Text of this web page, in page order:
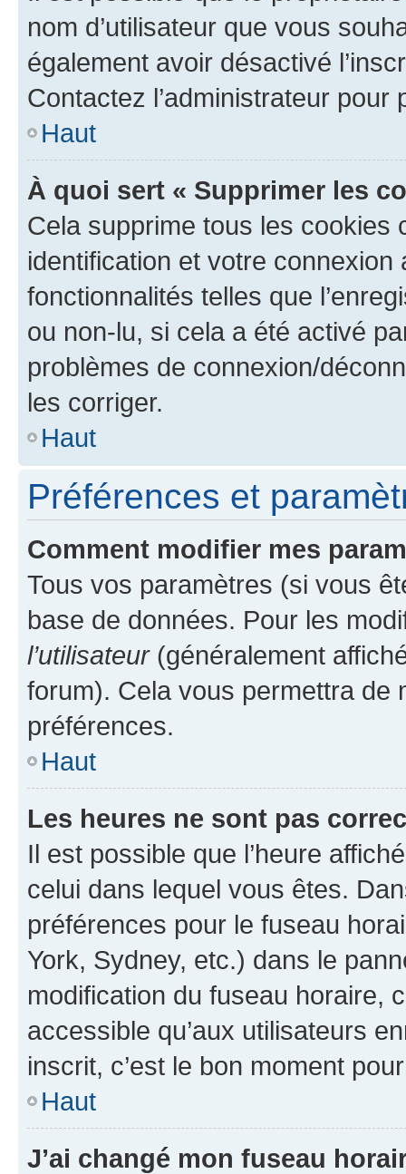
nom d’utilisateur que vous
également avoir désactivé
Contactez l’administrateur
Haut
À quoi sert « Supprimer les
Cela supprime tous les cookies
identification et votre
fonctionnalités telles que
ou non-lu, si cela a été activé
problèmes de connexion/
les corriger.
Haut
Préférences et
Comment modifier mes
Tous vos paramètres (si vous
base de données. Pour les
l’utilisateur(généralement
forum). Cela vous permettra de
préférences.
Haut
Les heures ne sont pas
Il est possible que l’heure
celui dans lequel vous êtes.
préférences pour le fuseau
York, Sydney, etc.) dans le
modification du fuseau horaire,
accessible qu’aux utilisateurs
inscrit, c’est le bon moment
Haut
J’ai changé mon fuseau